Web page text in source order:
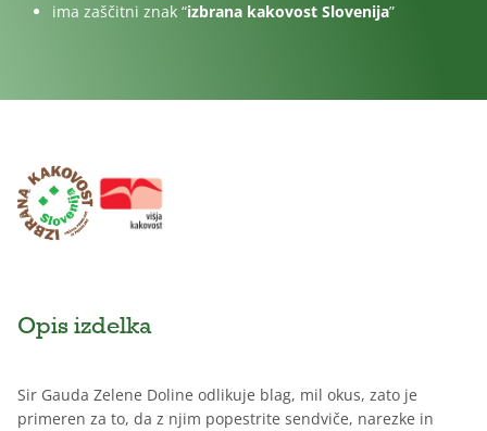
ima zaščitni znak “izbrana kakovost Slovenija”
Opis izdelka
Sir Gauda Zelene Doline odlikuje blag, mil okus, zato je
primeren za to, da z njim popestrite sendviče, narezke in